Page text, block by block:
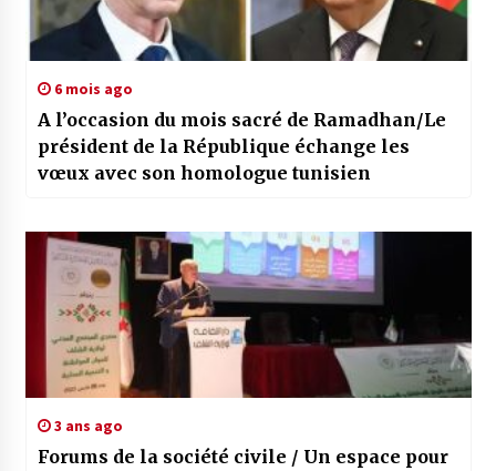
6 mois ago
A l’occasion du mois sacré de Ramadhan/Le
président de la République échange les
vœux avec son homologue tunisien
3 ans ago
Forums de la société civile / Un espace pour